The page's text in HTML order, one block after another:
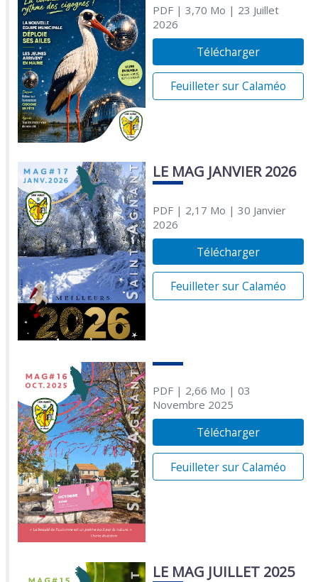
PDF| 3,70 Mo | 23 Juillet
2026
Télécharger
Feuilleter sur Calaméo
LE MAG JANVIER 2026
PDF| 2,17 Mo | 30 Janvier
2026
Télécharger
Feuilleter sur Calaméo
PDF| 2,66 Mo | 03
Novembre 2025
Télécharger
Feuilleter sur Calaméo
LE MAG JUILLET 2025